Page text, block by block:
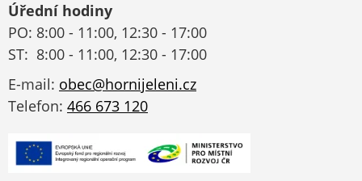
Úřední hodiny
PO: 8:00 - 11:00, 12:30 - 17:00
ST: 8:00 - 11:00, 12:30 - 17:00
E-mail: obec@hornijeleni.cz
Telefon: 466 673 120